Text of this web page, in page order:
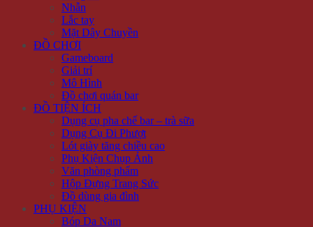
Nhẫn
Lắc tay
Mặt Dây Chuyền
ĐỒ CHƠI
Gameboard
Giải trí
Mô Hình
Đồ chơi quán bar
ĐỒ TIỆN ÍCH
Dụng cụ pha chế bar – trà sữa
Dụng Cụ Đi Phượt
Lót giày tăng chiều cao
Phụ Kiện Chụp Ảnh
Văn phòng phẩm
Hộp Đựng Trang Sức
Đồ dùng gia đình
PHỤ KIỆN
Bóp Da Nam